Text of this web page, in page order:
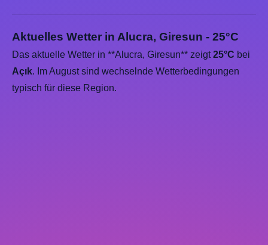
Aktuelles Wetter in Alucra, Giresun - 25°C
Das aktuelle Wetter in **Alucra, Giresun** zeigt25°C bei
Açık. Im August sind wechselnde Wetterbedingungen
typisch für diese Region.